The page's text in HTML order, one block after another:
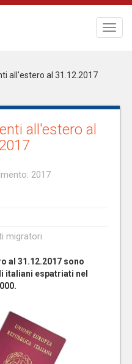
all'estero al 31.12.2017
all'estero al
2017
migratori
al 31.12.2017 sono
italiani espatriati nel